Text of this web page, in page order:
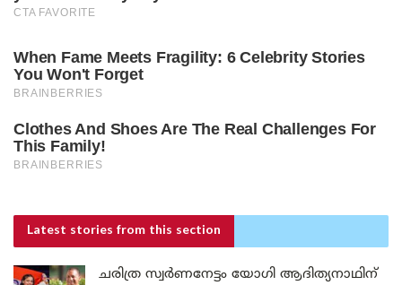
Latest stories from this section
ചരിത്ര സ്വർണനേട്ടം യോഗി ആദിത്യനാഥിന്